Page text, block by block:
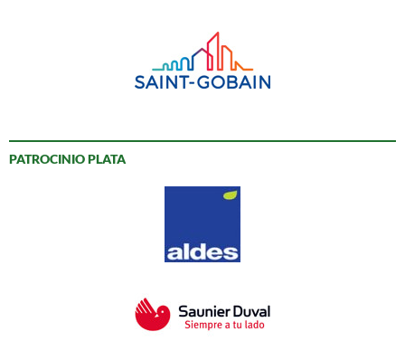
PATROCINIO PLATA